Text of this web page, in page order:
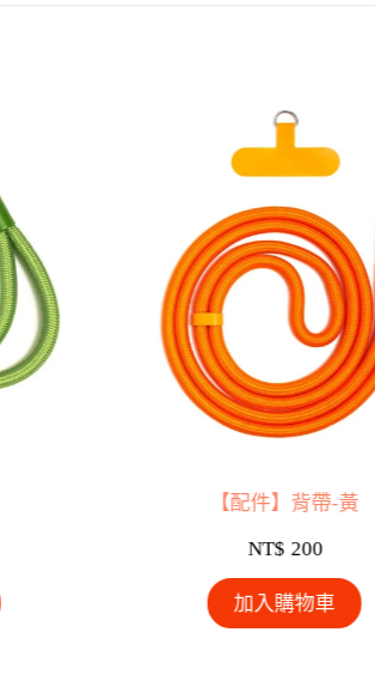
【配件】背帶-黃
NT$ 200
加入購物車